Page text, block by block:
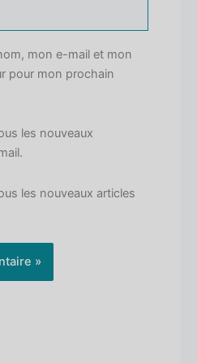
mon e-mail et mon
pour mon prochain
les nouveaux
les nouveaux articles